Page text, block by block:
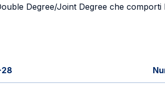
Degree/Joint Degree che